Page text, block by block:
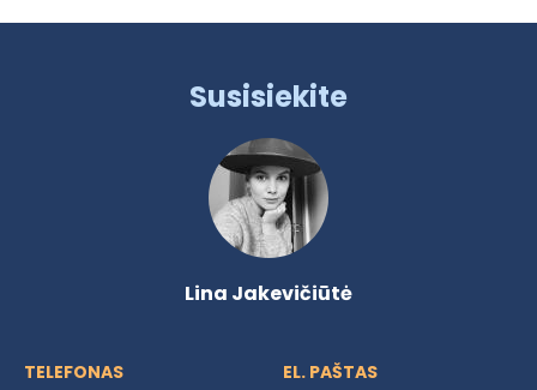
Susisiekite
Lina Jakevičiūtė
TELEFONAS EL. PAŠTAS